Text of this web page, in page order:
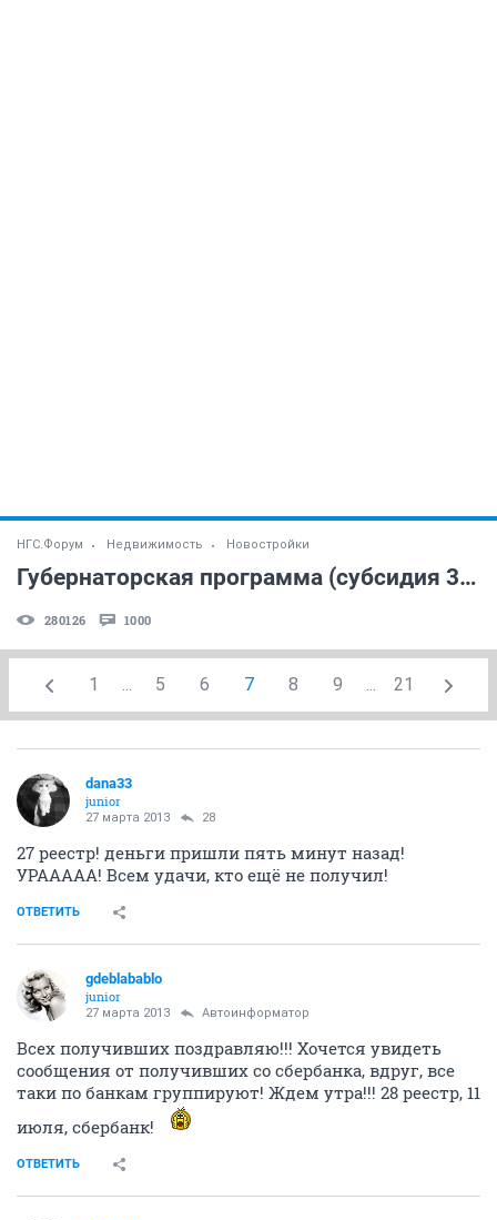
НГС.Форум Недвижимость Новостройки
Губернаторская программа (субсидия 300 тыс. руб) (часть 7)
280126 1000
1 ... 5 6 7 8 9 ... 21
dana33
junior
27 марта 2013 28
27 реестр! деньги пришли пять минут назад!
УРААААА! Всем удачи, кто ещё не получил!
ОТВЕТИТЬ
gdeblabablo
junior
27 марта 2013 Автоинформатор
Всех получивших поздравляю!!! Хочется увидеть
сообщения от получивших со сбербанка, вдруг, все
таки по банкам группируют! Ждем утра!!! 28 реестр, 11
июля, сбербанк!
ОТВЕТИТЬ